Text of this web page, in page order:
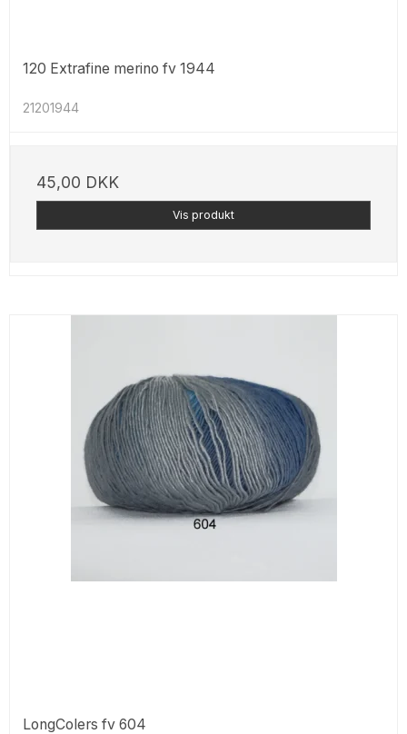
120 Extrafine merino fv 1944
21201944
45,00 DKK
Vis produkt
LongColers fv 604